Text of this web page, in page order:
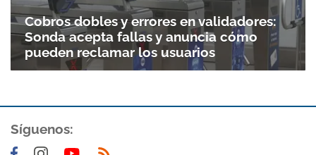
Cobros dobles y errores en validadores:
Sonda acepta fallas y anuncia cómo
pueden reclamar los usuarios
Síguenos: